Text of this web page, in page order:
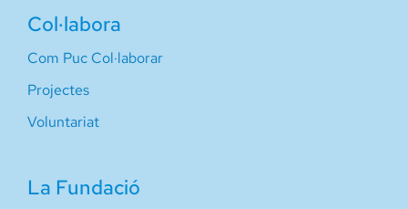
Col·labora
Com Puc Col·laborar
Projectes
Voluntariat
La Fundació